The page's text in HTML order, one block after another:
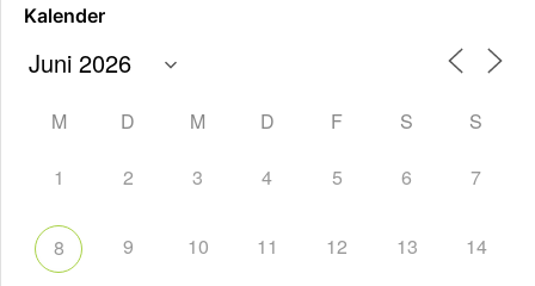
Kalender
M D M D F S S
1 2 3 4 5 6 7
8 9 10 11 12 13 14